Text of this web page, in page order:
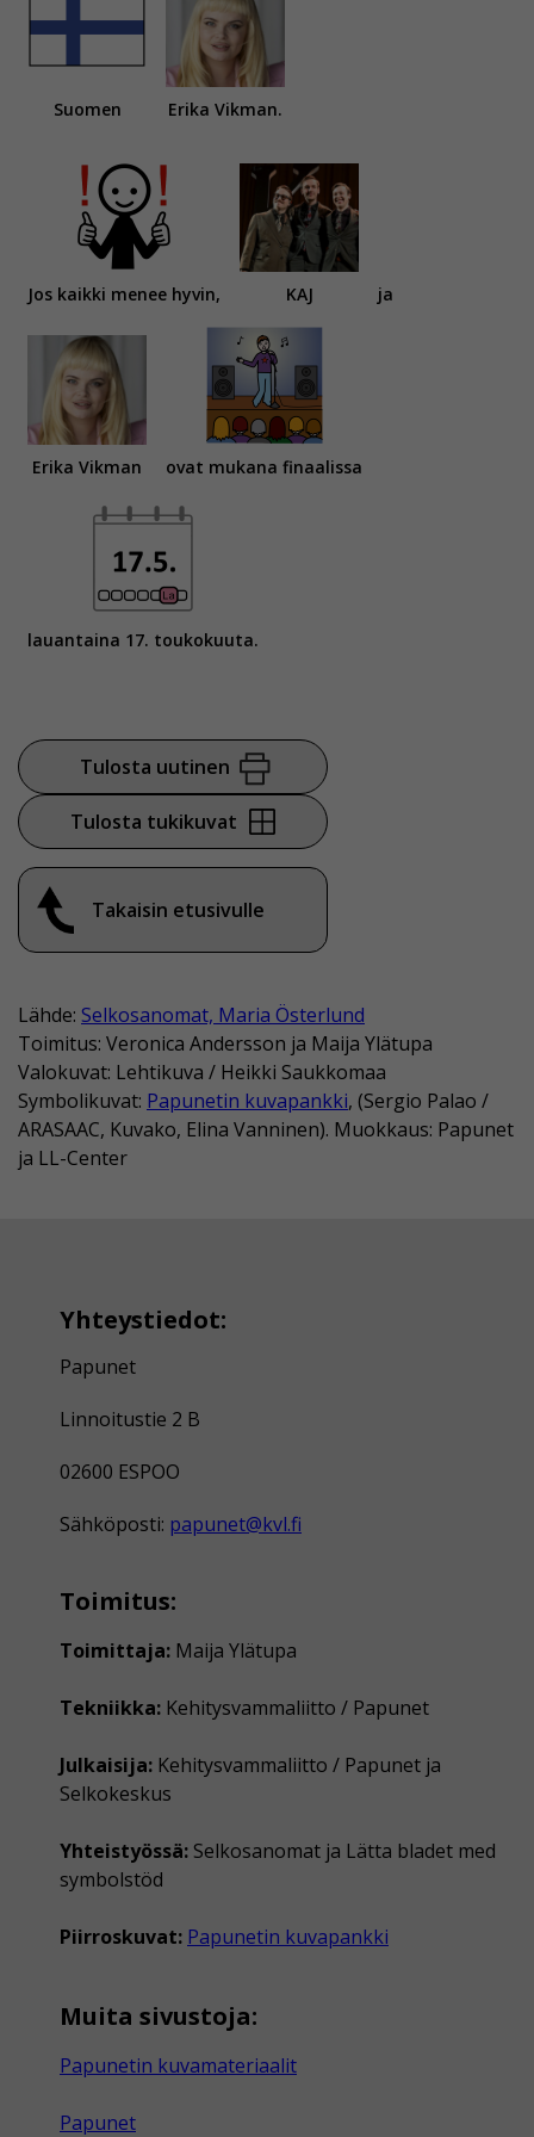
Suomen Erika Vikman.
Jos kaikki menee hyvin, KAJ ja
Erika Vikman ovat mukana finaalissa
lauantaina 17. toukokuuta.
Tulosta uutinen
Tulosta tukikuvat
Takaisin etusivulle
Lähde: Selkosanomat, Maria Österlund
Toimitus: Veronica Andersson ja Maija Ylätupa
Valokuvat: Lehtikuva / Heikki Saukkomaa
Symbolikuvat: Papunetin kuvapankki, (Sergio Palao /
ARASAAC, Kuvako, Elina Vanninen). Muokkaus: Papunet
ja LL-Center
Yhteystiedot:
Papunet
Linnoitustie 2 B
02600 ESPOO
Sähköposti: papunet@kvl.fi
Toimitus:
Toimittaja: Maija Ylätupa
Tekniikka: Kehitysvammaliitto / Papunet
Julkaisija: Kehitysvammaliitto / Papunet ja
Selkokeskus
Yhteistyössä: Selkosanomat ja Lätta bladet med
symbolstöd
Piirroskuvat: Papunetin kuvapankki
Muita sivustoja:
Papunetin kuvamateriaalit
Papunet